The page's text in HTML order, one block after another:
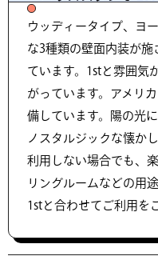
ウッディータイプ、ヨ
な3種類の壁面内装が施
ています。1stと雰囲気
がっています。アメリ
備しています。陽の光
ノスタルジックな懐か
利用しない場合でも、
リングルームなどの用
1stと合わせてご利用を